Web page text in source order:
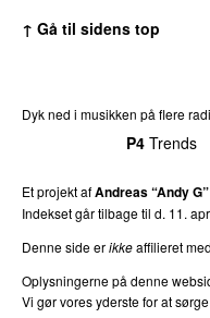
↑ Gå til sidens top
Dyk ned i musikken på flere
P4 Trends
Et projekt afAndreas “Andy
Indekset går tilbage til d. 11.
Denne side erikkeaffilieret
Oplysningerne på denne
Vi gør vores yderste for at